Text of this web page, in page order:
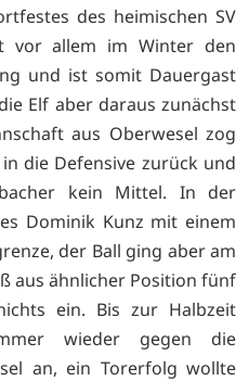
des heimischen SV
vor allem im Winter den
und ist somit Dauergast
Elf aber daraus zunächst
aus Oberwesel zog
die Defensive zurück und
kein Mittel. In der
Dominik Kunz mit einem
der Ball ging aber am
aus ähnlicher Position fünf
ein. Bis zur Halbzeit
wieder gegen die
an, ein Torerfolg wollte